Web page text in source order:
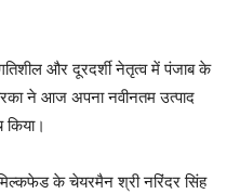
और दूरदर्शी नेतृत्व में पंजाब के
ने आज अपना नवीनतम उत्पाद
किया।
के चेयरमैन श्री नरिंदर सिंह